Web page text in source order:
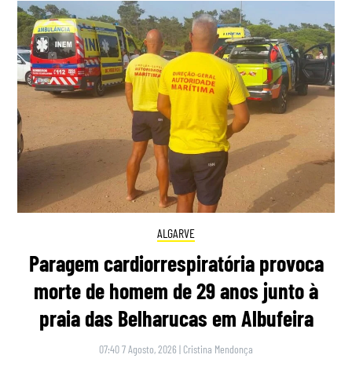
ALGARVE
Paragem cardiorrespiratória provoca
morte de homem de 29 anos junto à
praia das Belharucas em Albufeira
07:40 7 Agosto, 2026 | Cristina Mendonça